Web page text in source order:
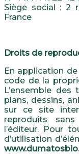
Siège social : 2
France
Droits de
En application de
code de la
L’ensemble des
plans, dessins,
sur ce site
reproduits
l’éditeur. Pour
d’utilisation